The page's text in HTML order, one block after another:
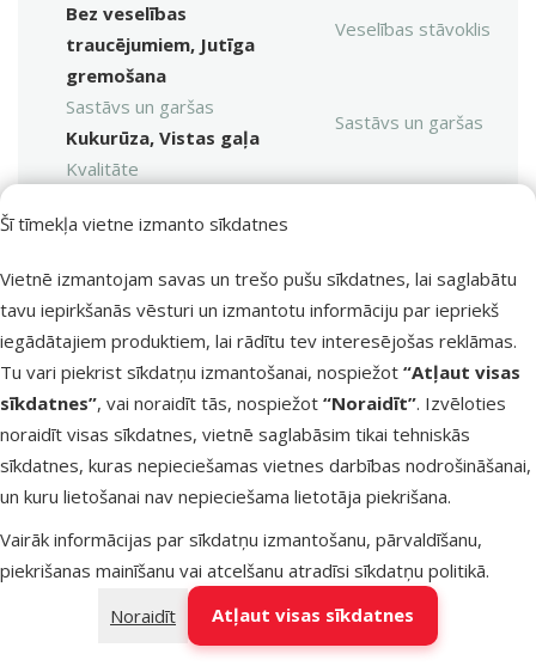
Šī tīmekļa vietne izmanto sīkdatnes
Vietnē izmantojam savas un trešo pušu sīkdatnes, lai saglabātu
tavu iepirkšanās vēsturi un izmantotu informāciju par iepriekš
iegādātajiem produktiem, lai rādītu tev interesējošas reklāmas.
Tu vari piekrist sīkdatņu izmantošanai, nospiežot “Atļaut visas
sīkdatnes”, vai noraidīt tās, nospiežot “Noraidīt”. Izvēloties
noraidīt visas sīkdatnes, vietnē saglabāsim tikai tehniskās
sīkdatnes, kuras nepieciešamas vietnes darbības nodrošināšanai,
un kuru lietošanai nav nepieciešama lietotāja piekrišana.
Vairāk informācijas par sīkdatņu izmantošanu, pārvaldīšanu,
piekrišanas mainīšanu vai atcelšanu atradīsi sīkdatņu politikā.
Noraidīt
Atļaut visas sīkdatnes
Bez veselības
traucējumiem, Jutīga
gremošana
Veselības stāvoklis
Sastāvs un garšas
Kukurūza, Vistas gaļa
Sastāvs un garšas
Kvalitāte
Superpremium
400 g
Produkta svars
Kaķa vecums
Pieaudzis
Kaķa vecums
Kastrētiem/sterilizētiem
kaķiem
Nē
Kastrētiem/
kaķiem
Cena
2,98 €
Cena
Pievienot
grozam
Barības kvalitāte – ko der zināt?